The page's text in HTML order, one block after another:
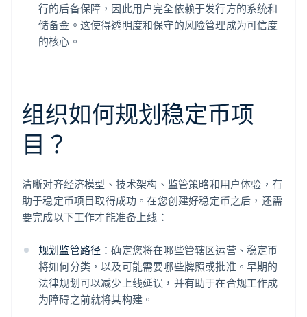
行的后备保障，因此用户完全依赖于发行方的系统和
储备金。这使得透明度和保守的风险管理成为可信度
的核心。
组织如何规划稳定币项
目？
清晰对齐经济模型、技术架构、监管策略和用户体验，有
助于稳定币项目取得成功。在您创建好稳定币之后，还需
要完成以下工作才能准备上线：
规划监管路径：确定您将在哪些管辖区运营、稳定币
将如何分类，以及可能需要哪些牌照或批准。早期的
法律规划可以减少上线延误，并有助于在合规工作成
为障碍之前就将其构建。